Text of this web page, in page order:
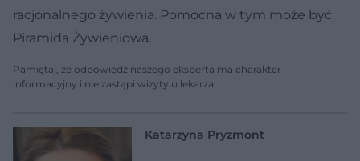
racjonalnego żywienia. Pomocna w tym może być
Piramida Żywieniowa.
Pamiętaj, że odpowiedź naszego eksperta ma charakter
informacyjny i nie zastąpi wizyty u lekarza.
Katarzyna Pryzmont